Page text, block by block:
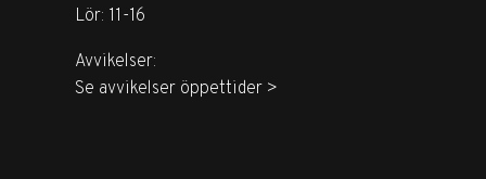
Lör: 11-16
Avvikelser:
Se avvikelser öppettider >